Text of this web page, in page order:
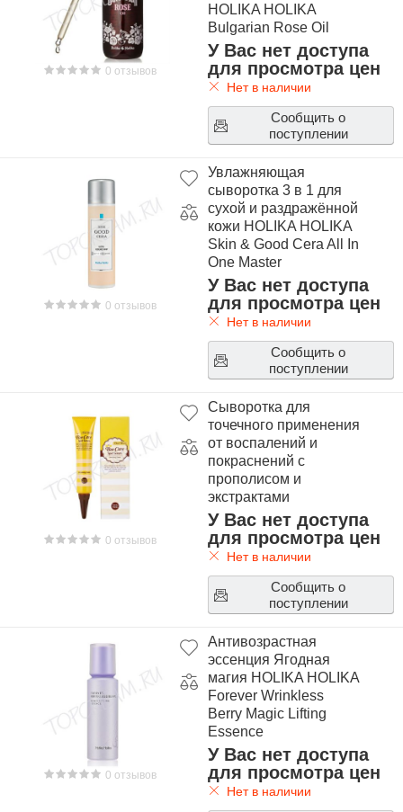
0 отзывов
HOLIKA HOLIKA
Bulgarian Rose Oil
У Вас нет доступа
для просмотра цен
Нет в наличии
Сообщить о
поступлении
0 отзывов
Увлажняющая
сыворотка 3 в 1 для
сухой и раздражённой
кожи HOLIKA HOLIKA
Skin & Good Cera All In
One Master
У Вас нет доступа
для просмотра цен
Нет в наличии
Сообщить о
поступлении
0 отзывов
Сыворотка для
точечного применения
от воспалений и
покраснений с
прополисом и
экстрактами
календулы HOLIKA
HOLIKA Don't Worry
Bee Care Spot Serum
У Вас нет доступа
для просмотра цен
Нет в наличии
Сообщить о
поступлении
0 отзывов
Антивозрастная
эссенция Ягодная
магия HOLIKA HOLIKA
Forever Wrinkless
Berry Magic Lifting
Essence
У Вас нет доступа
для просмотра цен
Нет в наличии